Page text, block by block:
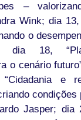
–
Wink; dia
o
dia 18,
o cenário
e
condições
Jasper; dia